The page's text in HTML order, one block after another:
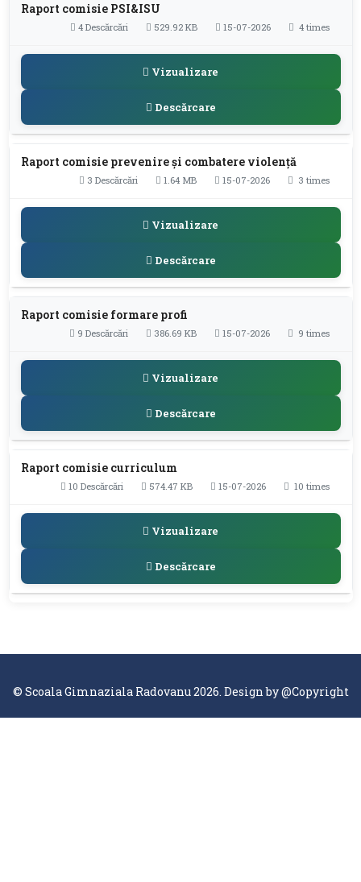
Raport comisie PSI&ISU
4 Descărcări 529.92 KB 15-07-2026 4 times
Vizualizare
Descărcare
Raport comisie prevenire și combatere violență
3 Descărcări 1.64 MB 15-07-2026 3 times
Vizualizare
Descărcare
Raport comisie formare profi
9 Descărcări 386.69 KB 15-07-2026 9 times
Vizualizare
Descărcare
Raport comisie curriculum
10 Descărcări 574.47 KB 15-07-2026 10 times
Vizualizare
Descărcare
© Scoala Gimnaziala Radovanu 2026. Design by@Copyright